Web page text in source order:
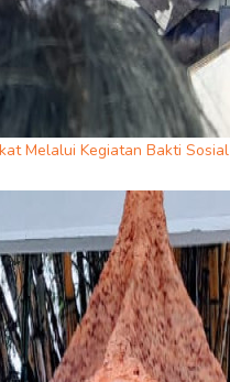
Melalui Kegiatan Bakti Sosial